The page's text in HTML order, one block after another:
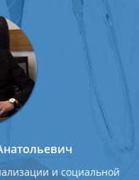
и социальной